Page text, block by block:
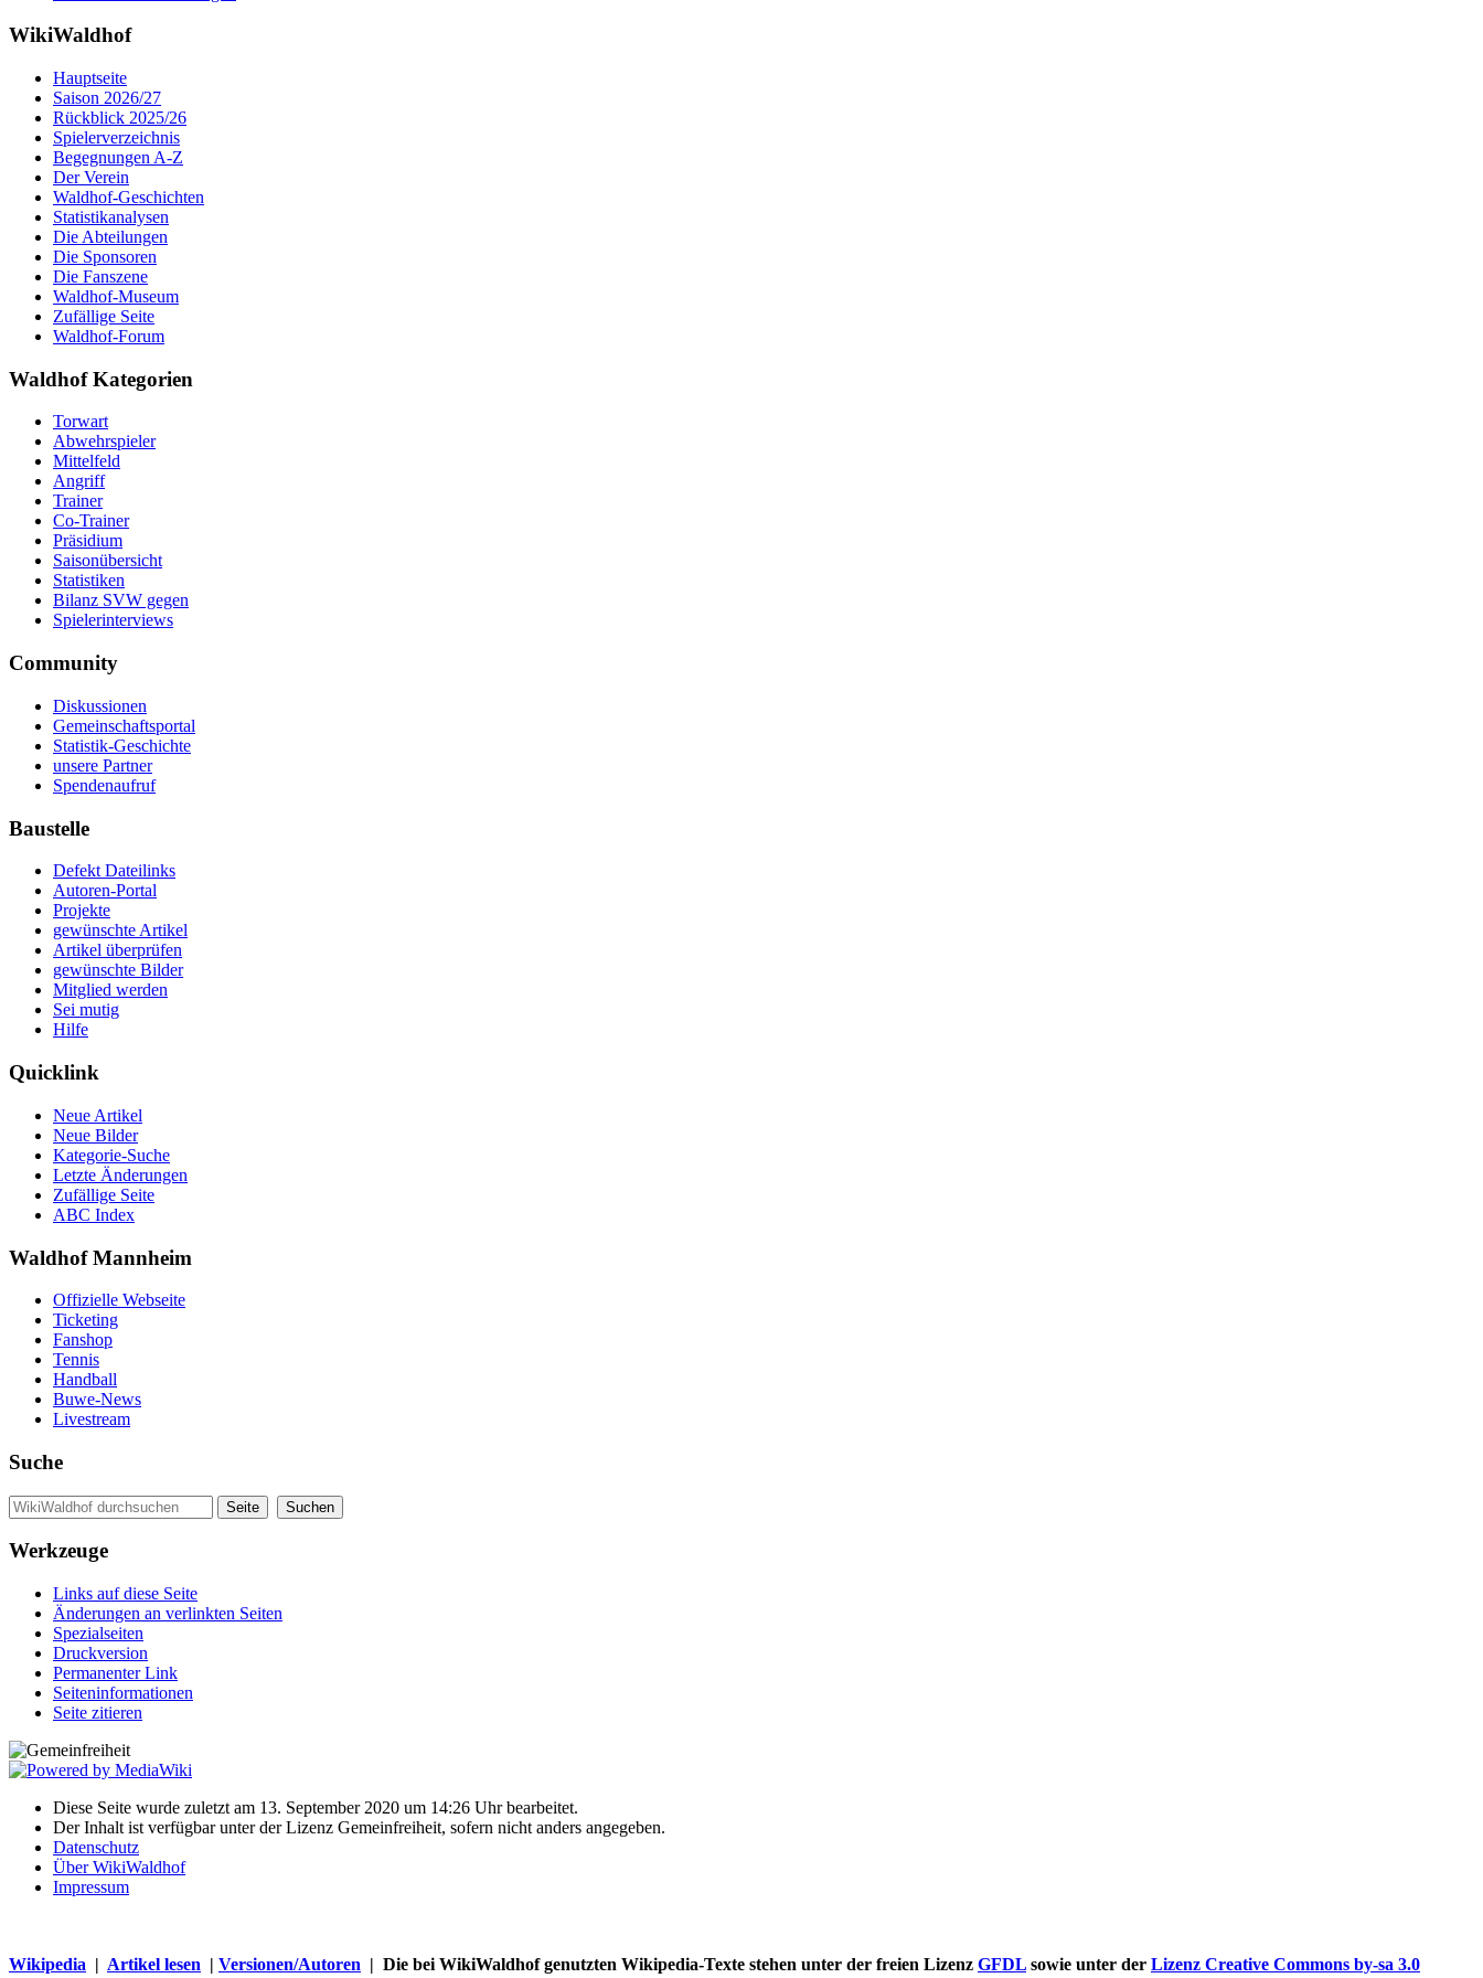
WikiWaldhof
Hauptseite
Saison 2026/27
Rückblick 2025/26
Spielerverzeichnis
Begegnungen A-Z
Der Verein
Waldhof-Geschichten
Statistikanalysen
Die Abteilungen
Die Sponsoren
Die Fanszene
Waldhof-Museum
Zufällige Seite
Waldhof-Forum
Waldhof Kategorien
Torwart
Abwehrspieler
Mittelfeld
Angriff
Trainer
Co-Trainer
Präsidium
Saisonübersicht
Statistiken
Bilanz SVW gegen
Spielerinterviews
Community
Diskussionen
Gemeinschaftsportal
Statistik-Geschichte
unsere Partner
Spendenaufruf
Baustelle
Defekt Dateilinks
Autoren-Portal
Projekte
gewünschte Artikel
Artikel überprüfen
gewünschte Bilder
Mitglied werden
Sei mutig
Hilfe
Quicklink
Neue Artikel
Neue Bilder
Kategorie-Suche
Letzte Änderungen
Zufällige Seite
ABC Index
Waldhof Mannheim
Offizielle Webseite
Ticketing
Fanshop
Tennis
Handball
Buwe-News
Livestream
Suche
Werkzeuge
Links auf diese Seite
Änderungen an verlinkten Seiten
Spezialseiten
Druckversion
Permanenter Link
Seiten­informationen
Seite zitieren
Diese Seite wurde zuletzt am 13. September 2020 um 14:26 Uhr bearbeitet.
Der Inhalt ist verfügbar unter der Lizenz Gemeinfreiheit, sofern nicht anders angegeben.
Datenschutz
Über WikiWaldhof
Impressum
Wikipedia | Artikel lesen | Versionen/Autoren | Die bei WikiWaldhof genutzten Wikipedia-Texte stehen unter der freien Lizenz GFDL sowie unter der Lizenz Creative Commons by-sa 3.0